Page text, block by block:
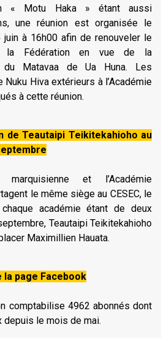
« Motu Haka » étant aussi
une réunion est organisée le
juin à 16h00 afin de renouveler le
la Fédération en vue de la
du Matavaa de Ua Huna. Les
Nuku Hiva extérieurs à l’Académie
à cette réunion.
de Teautaipi Teikitekahioho au
marquisienne et l’Académie
le même siège au CESEC, le
académie étant de deux
Teautaipi Teikitekahioho
Maximillien Hauata.
la page Facebook
comptabilise 4962 abonnés dont
depuis le mois de mai.